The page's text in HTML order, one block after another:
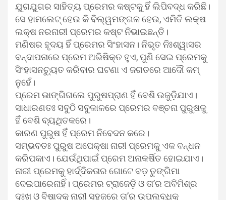
ଯୁଗଯୁଗର ସାହିତ୍ୟ ପ୍ରେମର କଷ୍ଟକୁ ହିଁ ଲିପିବଦ୍ଧ କରିଛି।
ସେ ହାମଲେଟ୍ ହେଉ କି ବିଲ୍ୱମଙ୍ଗଳ ହେଉ, ଏମିତି ଲକ୍ଷ
ଲକ୍ଷ ନରନାରୀ ପ୍ରେମର କଷ୍ଟ ନିଭାଇଛନ୍ତି।
ମଣିଷର ହୃଦୟ ହିଁ ପ୍ରେମର ସିଂହାସନ। ନିଭୃତ ନିଃଶ୍ୱାସର
ବନ୍ଦାପନାରେ ପ୍ରେମ ଅଭିଷିକ୍ତ ହୁଏ, ପୁଣି ସେଇ ପ୍ରେମକୁ
ସିଂହାସନଚ୍ୟୁତ କରିବାର ଘଟଣା ଏ ଜଗତରେ ଆଦୌ କମ୍
ନୁହେଁ।
ପ୍ରେମ ଭାଙ୍ଗିଗଲେ ପୁରୁଷପ୍ରାଣ ହିଁ ବେଶି ଉଜୁଡ଼ିଯାଏ।
ସାଧାରଣତଃ ସବୁଠି ସବୁକାଳରେ ପ୍ରେମର ବଞ୍ଚନା ପୁରୁଷକୁ
ହିଁ ବେଶି ବ୍ୟଥିତକରେ।
କାରଣ ପୁରୁଷ ହିଁ ପ୍ରେମ ନିବେଦନ କରେ।
ସମ୍ଭବତଃ ପୁରୁଷ ଅପେକ୍ଷା ନାରୀ ପ୍ରେମକୁ ଏକ ବନ୍ଧନ
କରିପକାଏ। ଯେଉଁଥିପାଇଁ ପ୍ରେମ ଅନାକର୍ଷିତ ହୋଇଯାଏ।
ନାରୀ ପ୍ରେମକୁ ହାର୍ଦ୍ଦିକତାର ଗୋଟେ ବଡ଼ ତୁଙ୍ଗିମା
ଦେଇପାରେନାହିଁ। ପ୍ରେମର ଟ୍ରାଜେଡ଼ି ଓ ତା’ର ଅବିମିଶ୍ର
ଦୁଃଖ ଓ ବିଷାଦକୁ ନାରୀ ସହଜରେ ତା’ର ଉପଲବ୍‌ଧିକୁ